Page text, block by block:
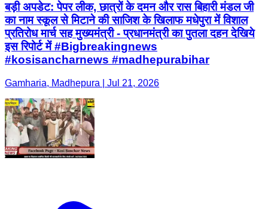
बड़ी अपडेट: पेपर लीक, छात्रों के दमन और रास बिहारी मंडल जी
का नाम स्कूल से मिटाने की साजिश के खिलाफ मधेपुरा में विशाल
प्रतिरोध मार्च सह मुख्यमंत्री - प्रधानमंत्री का पुतला दहन देखिये
इस रिपोर्ट में #Bigbreakingnews
#kosisancharnews #madhepurabihar
Gamharia, Madhepura | Jul 21, 2026